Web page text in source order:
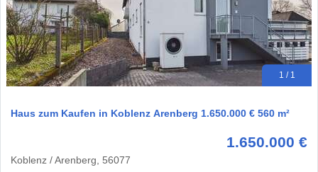
1 / 1
Haus zum Kaufen in Koblenz Arenberg 1.650.000 € 560 m²
1.650.000 €
Koblenz / Arenberg, 56077